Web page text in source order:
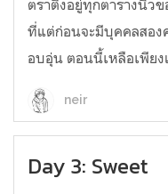
ตราตึงอยู่ทุกตารางนิ้ว
ที่แต่ก่อนจะมีบุคคลสอง
อบอุ่น ตอนนี้เหลือเพียง
neir
Day 3: Sweet